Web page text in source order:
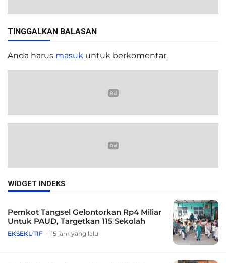
TINGGALKAN BALASAN
Anda harus masuk untuk berkomentar.
WIDGET INDEKS
Pemkot Tangsel Gelontorkan Rp4 Miliar
Untuk PAUD, Targetkan 115 Sekolah
EKSEKUTIF 15 jam yang lalu